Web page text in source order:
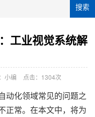
搜索
工业视觉系统解
小编 点击： 1304次
化领域常见的问题之
正常。在本文中，将为